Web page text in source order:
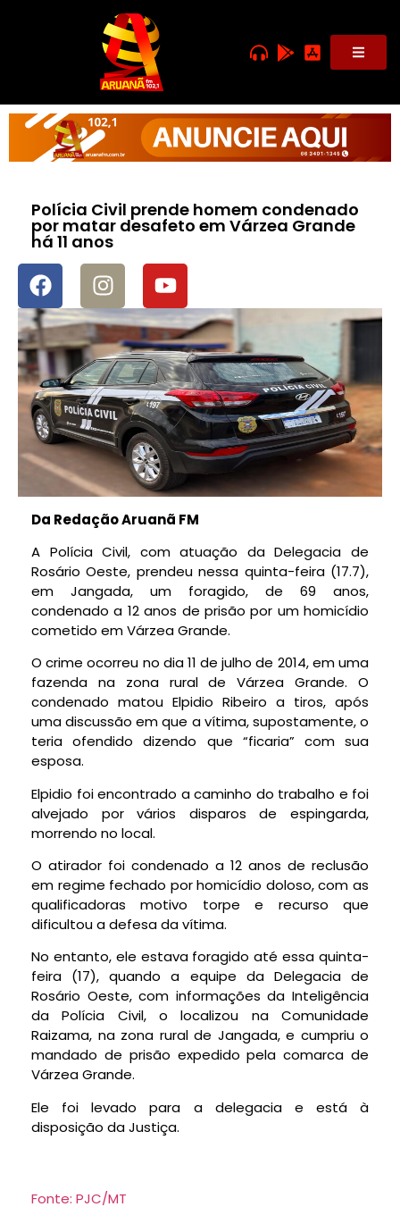
Polícia Civil prende homem condenado
por matar desafeto em Várzea Grande
há 11 anos
Da Redação Aruanã FM
A Polícia Civil, com atuação da Delegacia de
Rosário Oeste, prendeu nessa quinta-feira (17.7),
em Jangada, um foragido, de 69 anos,
condenado a 12 anos de prisão por um homicídio
cometido em Várzea Grande.
O crime ocorreu no dia 11 de julho de 2014, em uma
fazenda na zona rural de Várzea Grande. O
condenado matou Elpidio Ribeiro a tiros, após
uma discussão em que a vítima, supostamente, o
teria ofendido dizendo que “ficaria” com sua
esposa.
Elpidio foi encontrado a caminho do trabalho e foi
alvejado por vários disparos de espingarda,
morrendo no local.
O atirador foi condenado a 12 anos de reclusão
em regime fechado por homicídio doloso, com as
qualificadoras motivo torpe e recurso que
dificultou a defesa da vítima.
No entanto, ele estava foragido até essa quinta-
feira (17), quando a equipe da Delegacia de
Rosário Oeste, com informações da Inteligência
da Polícia Civil, o localizou na Comunidade
Raizama, na zona rural de Jangada, e cumpriu o
mandado de prisão expedido pela comarca de
Várzea Grande.
Ele foi levado para a delegacia e está à
disposição da Justiça.
Fonte: PJC/MT